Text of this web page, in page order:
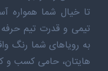
تا خیال شما همواره
تیمی و قدرت تیم
به رویاهای شما رنگ
هایتان، حامی کسب و